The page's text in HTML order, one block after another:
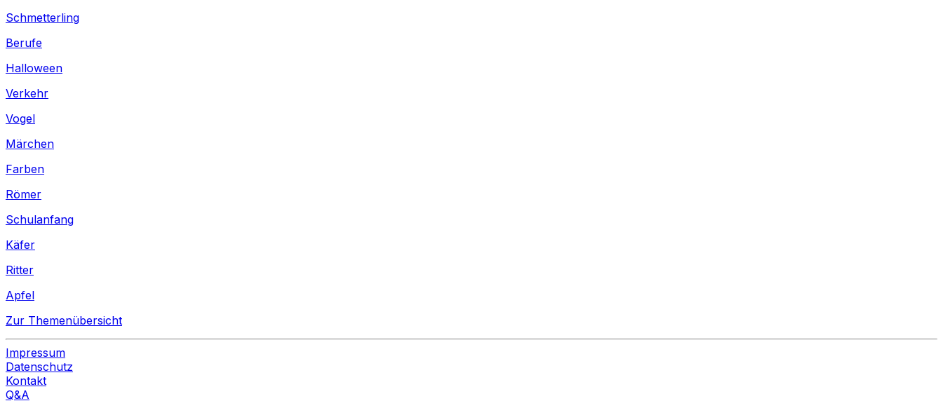
Schmetterling
Berufe
Halloween
Verkehr
Vogel
Märchen
Farben
Römer
Schulanfang
Käfer
Ritter
Apfel
Zur Themenübersicht
Impressum
Datenschutz
Kontakt
Q&A